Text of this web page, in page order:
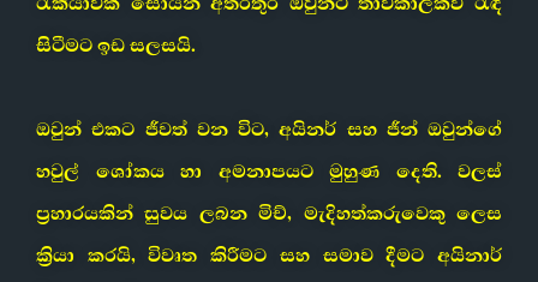
සිටීමට ඉඩ සලසයි.
ඔවුන් එකට ජීවත් වන විට, අයිනර් සහ ජීන් ඔවුන්ගේ
හවුල් ශෝකය හා අමනාපයට මුහුණ දෙති. වලස්
ප්‍රහාරයකින් සුවය ලබන මිච්, මැදිහත්කරුවෙකු ලෙස
ක්‍රියා කරයි, විවෘත කිරීමට සහ සමාව දීමට අයිනාර්